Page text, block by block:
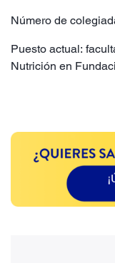
Número de
Puesto actual:
Nutrición en